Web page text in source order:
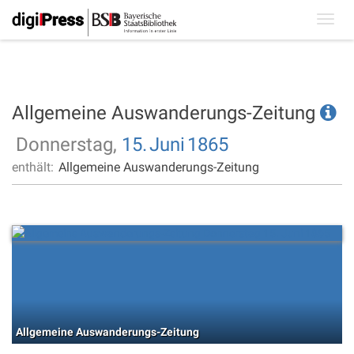
Allgemeine Auswanderungs-Zeitung
Donnerstag, 15.Juni 1865
enthält: Allgemeine Auswanderungs-Zeitung
Allgemeine Auswanderungs-Zeitung